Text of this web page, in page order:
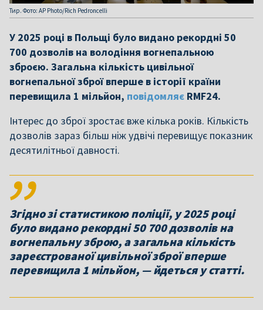
Тир. Фото: AP Photo/Rich Pedroncelli
У 2025 році в Польщі було видано рекордні 50
700 дозволів на володіння вогнепальною
зброєю. Загальна кількість цивільної
вогнепальної зброї вперше в історії країни
перевищила 1 мільйон, повідомляє RMF24.
Інтерес до зброї зростає вже кілька років. Кількість
дозволів зараз більш ніж удвічі перевищує показник
десятилітньої давності.
Згідно зі статистикою поліції, у 2025 році
було видано рекордні 50 700 дозволів на
вогнепальну зброю, а загальна кількість
зареєстрованої цивільної зброї вперше
перевищила 1 мільйон, — йдеться у статті.